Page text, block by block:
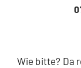
Wie bitte? Da